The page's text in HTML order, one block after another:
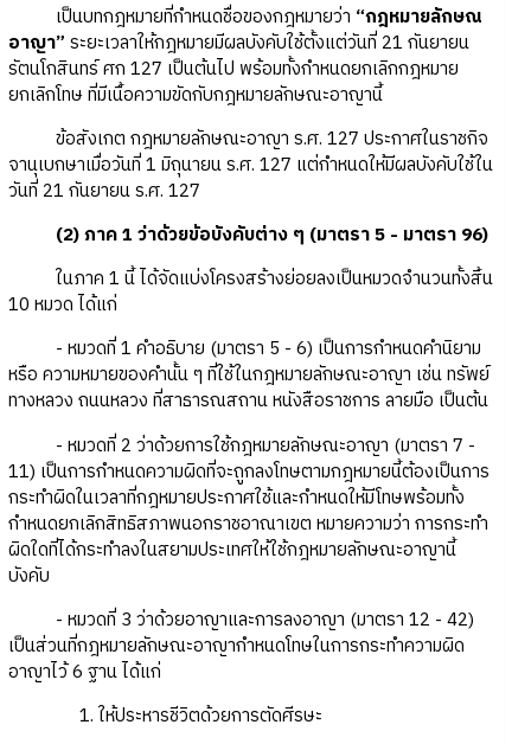
เป็นบทกฎหมายที่กำหนดชื่อของกฎหมายว่า “กฎหมายลักษณ
อาญา” ระยะเวลาให้กฎหมายมีผลบังคับใช้ตั้งแต่วันที่ 21 กันยายน
รัตนโกสินทร์ ศก 127 เป็นต้นไป พร้อมทั้งกำหนดยกเลิกกฎหมาย
ยกเลิกโทษ ที่มีเนื้อความขัดกับกฎหมายลักษณะอาญานี้
ข้อสังเกต กฎหมายลักษณะอาญา ร.ศ. 127 ประกาศในราชกิจ
จานุเบกษาเมื่อวันที่ 1 มิถุนายน ร.ศ. 127 แต่กำหนดให้มีผลบังคับใช้ใน
วันที่ 21 กันยายน ร.ศ. 127
(2) ภาค 1 ว่าด้วยข้อบังคับต่าง ๆ (มาตรา 5 - มาตรา 96)
ในภาค 1 นี้ ได้จัดแบ่งโครงสร้างย่อยลงเป็นหมวดจำนวนทั้งสิ้น
10 หมวด ได้แก่
- หมวดที่ 1 คำอธิบาย (มาตรา 5 - 6) เป็นการกำหนดคำนิยาม
หรือ ความหมายของคำนั้น ๆ ที่ใช้ในกฎหมายลักษณะอาญา เช่น ทรัพย์
ทางหลวง ถนนหลวง ที่สาธารณสถาน หนังสือราชการ ลายมือ เป็นต้น
- หมวดที่ 2 ว่าด้วยการใช้กฎหมายลักษณะอาญา (มาตรา 7 -
11) เป็นการกำหนดความผิดที่จะถูกลงโทษตามกฎหมายนี้ต้องเป็นการ
กระทำผิดในเวลาที่กฎหมายประกาศใช้และกำหนดให้มีโทษพร้อมทั้ง
กำหนดยกเลิกสิทธิสภาพนอกราชอาณาเขต หมายความว่า การกระทำ
ผิดใดที่ได้กระทำลงในสยามประเทศให้ใช้กฎหมายลักษณะอาญานี้
บังคับ
- หมวดที่ 3 ว่าด้วยอาญาและการลงอาญา (มาตรา 12 - 42)
เป็นส่วนที่กฎหมายลักษณะอาญากำหนดโทษในการกระทำความผิด
อาญาไว้ 6 ฐาน ได้แก่
1. ให้ประหารชีวิตด้วยการตัดศีรษะ